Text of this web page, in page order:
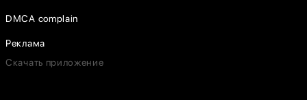
DMCA complain
Реклама
Скачать приложение